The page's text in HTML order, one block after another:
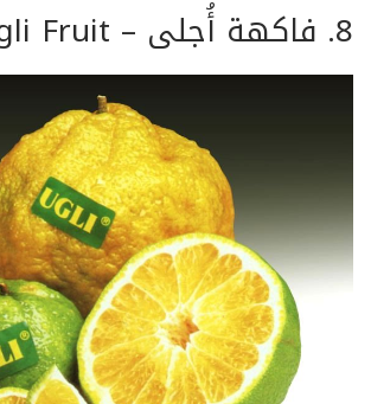
8. فاكهة أُجلى – Ugli Fruit